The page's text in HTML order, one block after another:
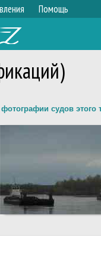
Помощь
фотографии судов этого